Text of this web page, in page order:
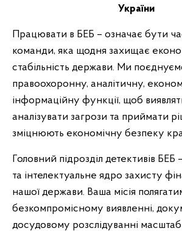
України
Працювати в БЕБ – означає бути
команди, яка щодня захищає
стабільність держави. Ми
правоохоронну, аналітичну,
інформаційну функції, щоб
аналізувати загрози та приймати
зміцнюють економічну безпеку
Головний підрозділ детективів
та інтелектуальне ядро захисту
нашої держави. Ваша місія
безкомпромісному виявленні,
досудовому розслідуванні